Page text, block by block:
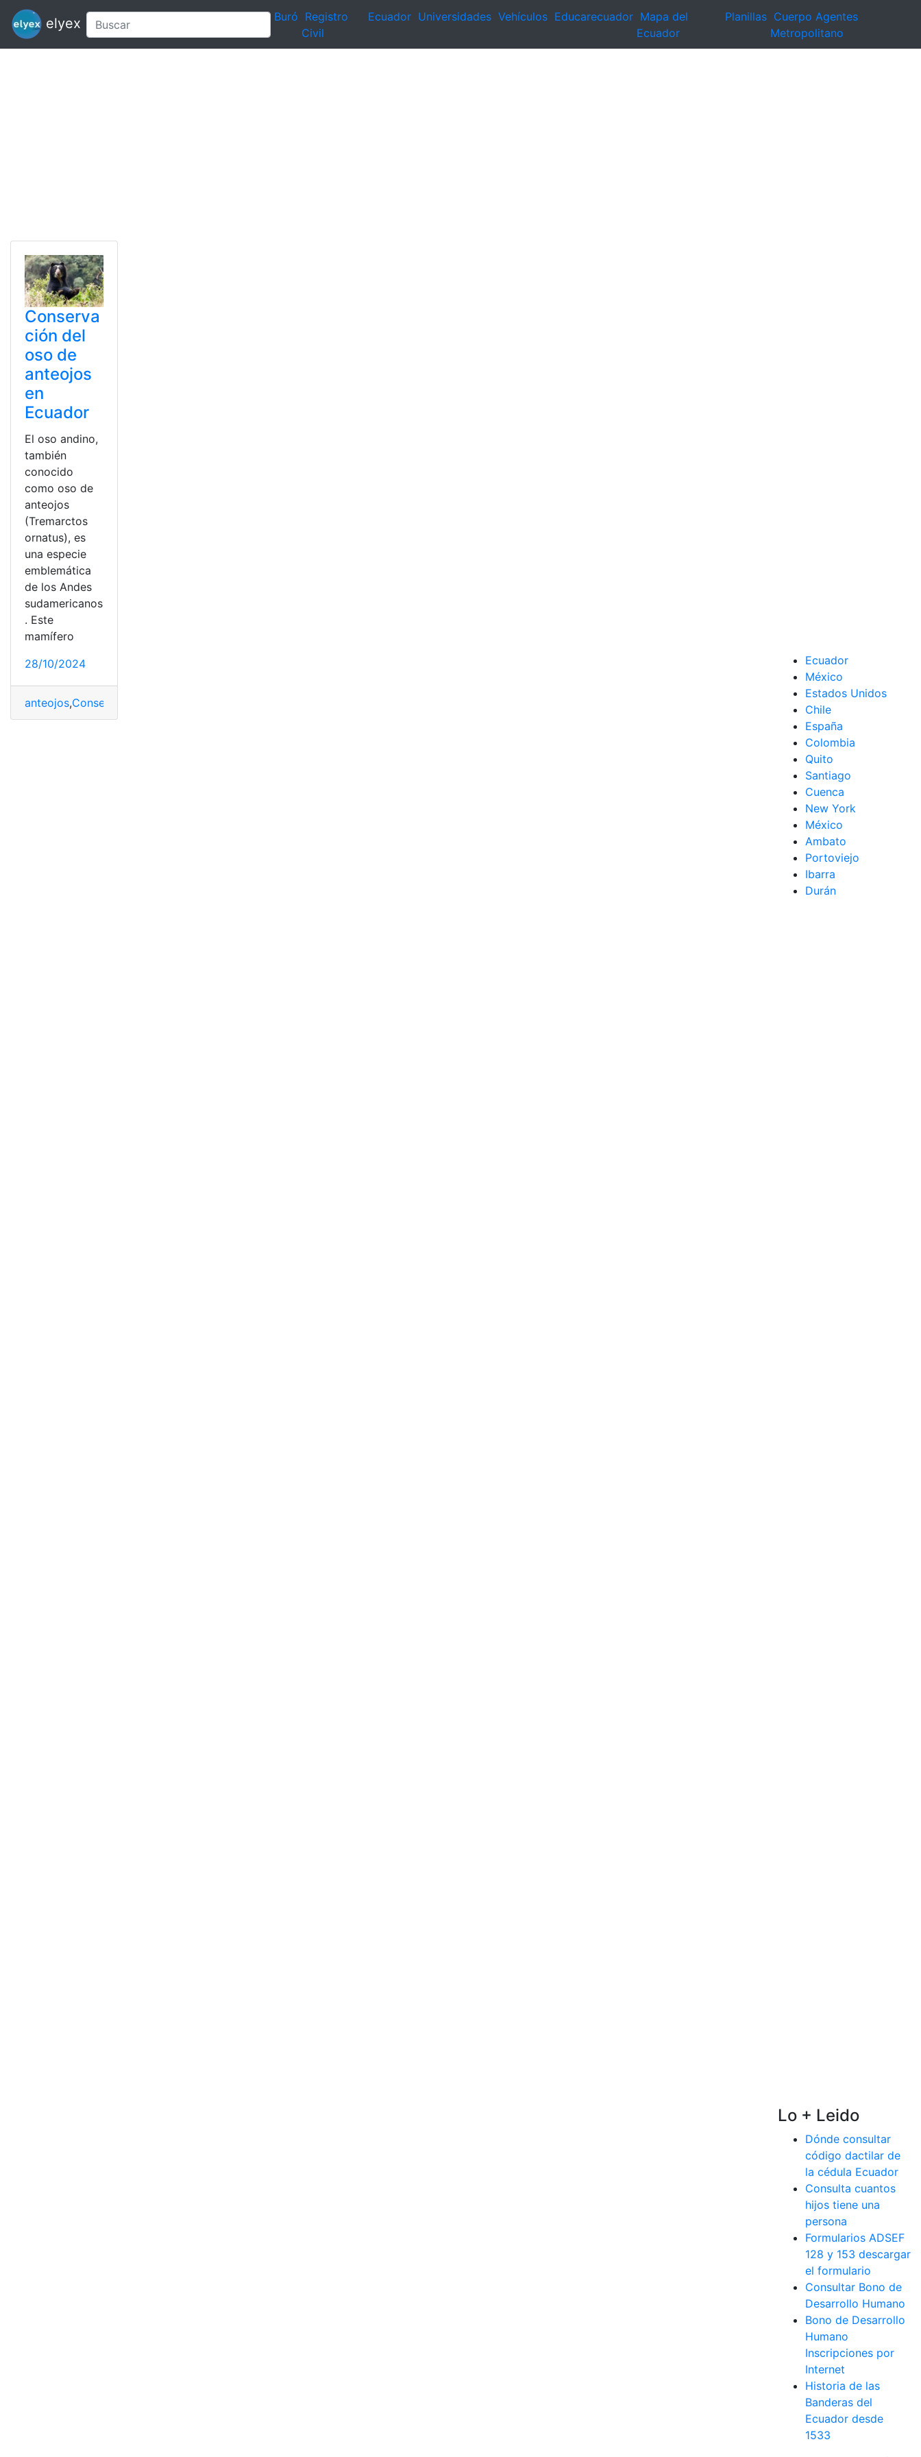
elyex Buró Registro
Civil
Ecuador Universidades Vehículos Educarecuador Mapa del
Ecuador
Planillas Cuerpo Agentes
Metropolitano
Conserva
ción del
oso de
anteojos
en
Ecuador
El oso andino,
también
conocido
como oso de
anteojos
(Tremarctos
ornatus), es
una especie
emblemática
de los Andes
sudamericanos
. Este
mamífero
28/10/2024
anteojos,Conservación
Ecuador
México
Estados Unidos
Chile
España
Colombia
Quito
Santiago
Cuenca
New York
México
Ambato
Portoviejo
Ibarra
Durán
Lo + Leido
Dónde consultar
código dactilar de
la cédula Ecuador
Consulta cuantos
hijos tiene una
persona
Formularios ADSEF
128 y 153 descargar
el formulario
Consultar Bono de
Desarrollo Humano
Bono de Desarrollo
Humano
Inscripciones por
Internet
Historia de las
Banderas del
Ecuador desde
1533